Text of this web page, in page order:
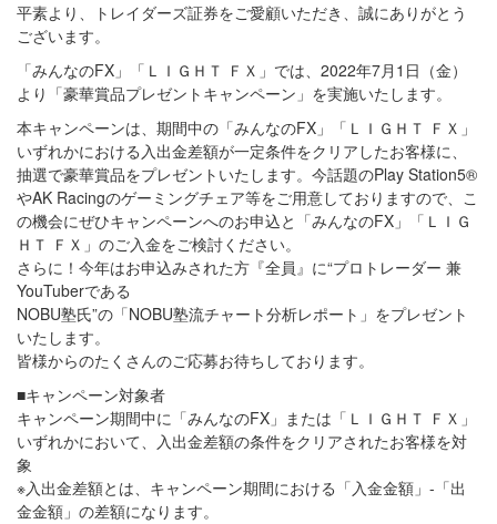
平素より、トレイダーズ証券をご愛顧いただき、誠にありがとう
ございます。
「みんなのFX」「ＬＩＧＨＴ ＦＸ」では、2022年7月1日（金）
より「豪華賞品プレゼントキャンペーン」を実施いたします。
本キャンペーンは、期間中の「みんなのFX」「ＬＩＧＨＴ ＦＸ」
いずれかにおける入出金差額が一定条件をクリアしたお客様に、
抽選で豪華賞品をプレゼントいたします。今話題のPlay Station5®
やAK Racingのゲーミングチェア等をご用意しておりますので、こ
の機会にぜひキャンペーンへのお申込と「みんなのFX」「ＬＩＧ
ＨＴ ＦＸ」のご入金をご検討ください。
さらに！今年はお申込みされた方『全員』に“プロトレーダー 兼
YouTuberである
NOBU塾氏”の「NOBU塾流チャート分析レポート」をプレゼント
いたします。
皆様からのたくさんのご応募お待ちしております。
■キャンペーン対象者
キャンペーン期間中に「みんなのFX」または「ＬＩＧＨＴ ＦＸ」
いずれかにおいて、入出金差額の条件をクリアされたお客様を対
象
※入出金差額とは、キャンペーン期間における「入金金額」-「出
金金額」の差額になります。